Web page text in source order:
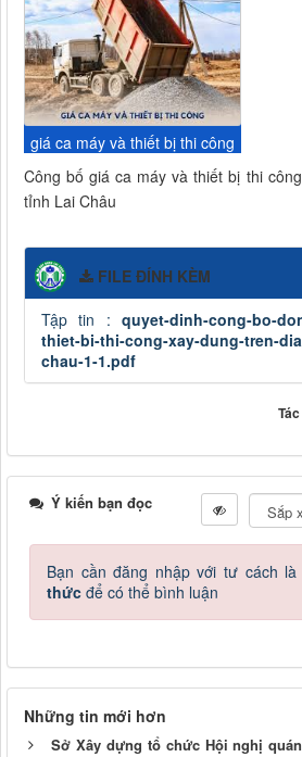
giá ca máy và thiết bị thi công
Công bố giá ca máy và thiết bị thi
tỉnh Lai Châu
FILE ĐÍNH KÈM
Tập tin : quyet-dinh-cong-bo-
thiet-bi-thi-cong-xay-dung-tren-
chau-1-1.pdf
Ý kiến bạn đọc
Bạn cần đăng nhập với tư cách là
thức để có thể bình luận
Những tin mới hơn
Sở Xây dựng tổ chức Hội nghị